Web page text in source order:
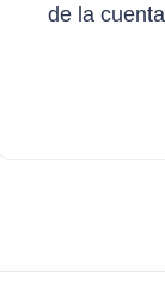
de la cuenta